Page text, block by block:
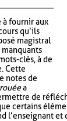
fournir aux
qu’ils
magistral
clés, à de
Cette
notes de
a
de
certains
l’enseignant